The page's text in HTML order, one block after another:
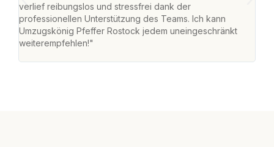
verlief reibungslos und stressfrei dank der
professionellen Unterstützung des Teams. Ich kann
Umzugskönig Pfeffer Rostock jedem uneingeschränkt
weiterempfehlen!"